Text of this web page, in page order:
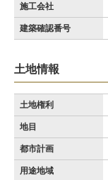
施工会社
建築確認番号
土地情報
土地権利
地目
都市計画
用途地域